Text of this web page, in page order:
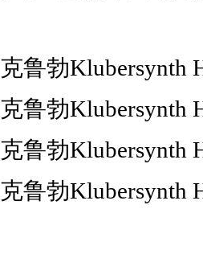
克鲁勃Klubersynth
克鲁勃Klubersynth
克鲁勃Klubersynth
克鲁勃Klubersynth